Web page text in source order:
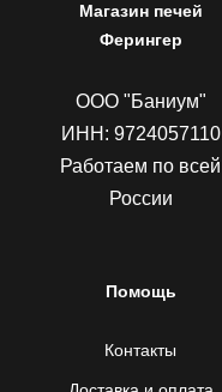
Магазин печей
Ферингер
ООО "Баниум"
ИНН: 9724057110
Работаем по всей
России
Помощь
Контакты